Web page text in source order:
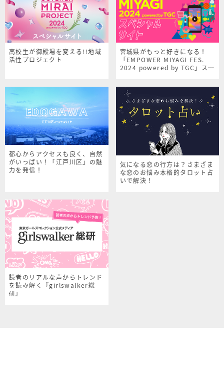
高校生が御殿場を変える!!地域
活性プロジェクト
宮城県がもっと好きになる！
「EMPOWER MIYAGI FES.
2024 powered by TGC」スペ
都心からアクセスも良く、自然
がいっぱい！「江戸川区」の魅
力を発信！
気になる恋の行方は？さまざま
な恋のお悩み本格的タロット占
いで解決！
読者のリアルな声からトレンド
を読み解く『girlswalker総
研』